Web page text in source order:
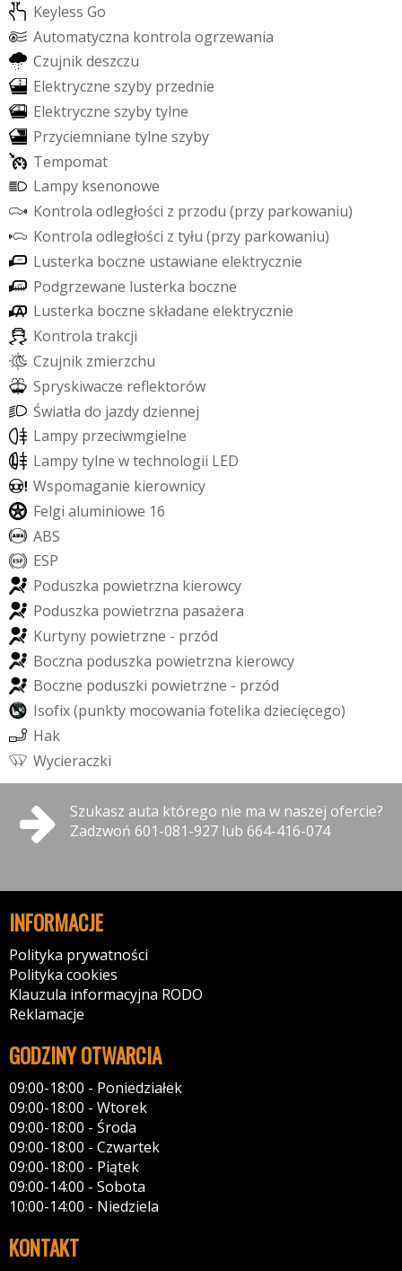
Keyless Go
Automatyczna kontrola ogrzewania
Czujnikdeszczu
Elektryczne szyby przednie
Elektryczne szybytylne
Przyciemniane tylne szyby
Tempomat
Lampy ksenonowe
Kontrola odległości z przodu (przy parkowaniu)
Kontrola odległości z tyłu (przy parkowaniu)
Lusterka boczne ustawiane elektrycznie
Podgrzewane lusterka boczne
Lusterka boczne składane elektrycznie
Kontrola trakcji
Czujnik zmierzchu
Spryskiwacze refektorów
Światła do jazdydziennej
Lampy przeciwmgielne
Lampytylne wtechnologii LED
Wspomaganie kierownicy
Felgi aluminiowe 16
ABS
ESP
Poduszka powietrzna kierowcy
Poduszka powietrzna pasażera
Kurtyny powietrzne - przód
Boczna poduszka powietrzna kierowcy
Boczne poduszki powietrzne - przód
Isofix(punkty mocowania fotelika dziecięcego)
Hak
Wycieraczki
Szukasz auta którego nie ma w naszej ofercie?
Zadzwoń 601-081-927 lub 664-416-074
INFORMACJE
Polityka prywatności
Polityka cookies
Klauzula informacyjna RODO
Reklamacje
GODZINY OTWARCIA
09:00-18:00 - Poniedziałek
09:00-18:00 - Wtorek
09:00-18:00 - Środa
09:00-18:00 - Czwartek
09:00-18:00 - Piątek
09:00-14:00 - Sobota
10:00-14:00 - Niedziela
KONTAKT